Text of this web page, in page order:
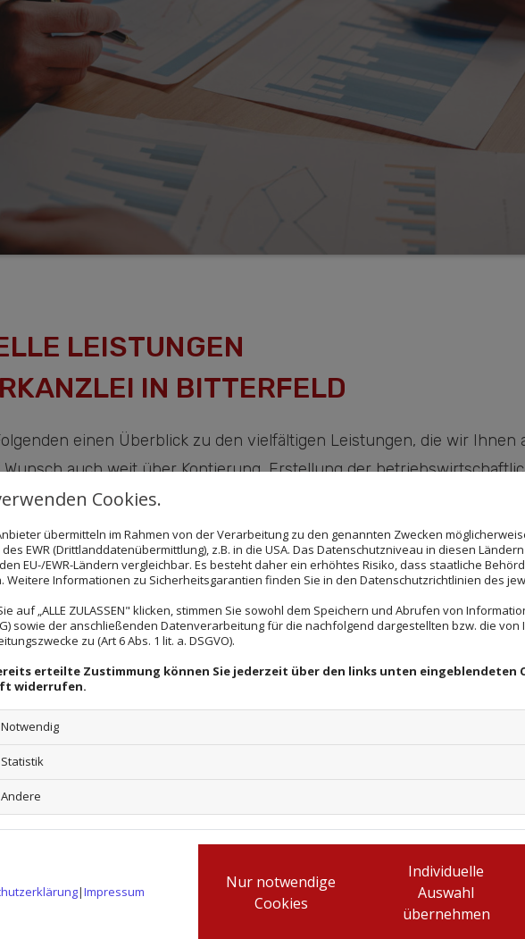
LEISTUNGEN
IN BITTERFELD
einen Überblick zu den vielfältigen Leistungen, die wir Ihnen
auch weit über Kontierung, Erstellung der
kann. So erledigen wir für Sie ebenfalls die Offen-Posten-
Ihres Unternehmens. Einen weiteren Schwerpunkt macht die
an die Sozialversicherungsträger ausführen.
Steuererklärungen für alle Branchen
geltenden Buchführungsvorschriften erstellen wir die
Abs. 3 EStG sowie als Bilanz. Selbstverständlich führen wir auch
Sie können uns in jeder Unternehmensphase beauftragen -
alle anfallenden Steuererklärungen für Ihr Unternehmen und für
Cookies.
übermitteln im Rahmen von der Verarbeitung zu den genannten Zwecken
des EWR (Drittlanddatenübermittlung), z.B. in die USA. Das Datenschutzniveau in diesen
EU-/EWR-Ländern vergleichbar. Es besteht daher ein erhöhtes Risiko, dass staatliche
Weitere Informationen zu Sicherheitsgarantien finden Sie in den Datenschutzrichtlinien des
auf „ALLE ZULASSEN" klicken, stimmen Sie sowohl dem Speichern und Abrufen von
sowie der anschließenden Datenverarbeitung für die nachfolgend dargestellten bzw. die
zu (Art 6 Abs. 1 lit. a. DSGVO).
erteilte Zustimmung können Sie jederzeit über den links unten eingeblendeten
widerrufen.
Notwendig
Statistik
Andere
|Impressum
Nur notwendige
Cookies
Individuelle
Auswahl
übernehmen